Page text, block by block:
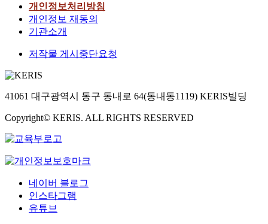
개인정보처리방침
개인정보 재동의
기관소개
저작물 게시중단요청
41061 대구광역시 동구 동내로 64(동내동1119) KERIS빌딩
Copyright© KERIS. ALL RIGHTS RESERVED
네이버 블로그
인스타그램
유튜브